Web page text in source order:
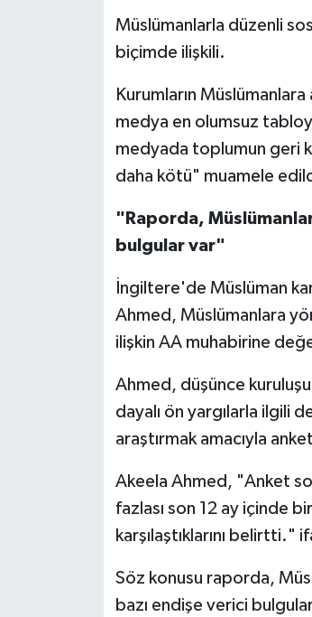
Müslümanlarla düzenli
biçimde ilişkili.
Kurumların
medya en olumsuz
medyada toplumun geri
daha kötü" muamele
"Raporda,
bulgular var"
İngiltere'de Müslüman
Ahmed, Müslümanlara
ilişkin AA muhabirine
Ahmed, düşünce
dayalı ön yargılarla ilgili
araştırmak amacıyla
Akeela Ahmed, "Anket
fazlası son 12 ay içinde
karşılaştıklarını belirtti."
Söz konusu raporda,
bazı endişe verici
Kahramanmaraş Müftülüğü
Karaman Müftülüğü
Kars Müftülüğü
Kastamonu Müftülüğü
Kilis Müftülüğü
Kırklareli Müftülüğü
Kırşehir Müftülüğü
Konya Müftülüğü
Kütahya Müftülüğü